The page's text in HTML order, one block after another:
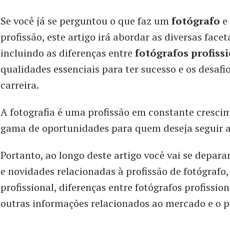
Se você já se perguntou o que faz umfotógrafo
profissão, este artigo irá abordar as diversas
incluindo as diferenças entre fotógrafos
qualidades essenciais para ter sucesso e os
carreira.
A fotografia é uma profissão em constante
gama de oportunidades para quem deseja seguir
Portanto, ao longo deste artigo você vai se
e novidades relacionadas à profissão de
profissional, diferenças entre fotógrafos
outras informações relacionados ao mercado e o